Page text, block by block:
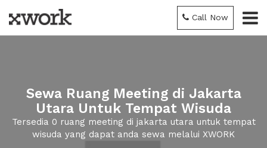
Call Now
Sewa Ruang Meeting di Jakarta
Utara Untuk Tempat Wisuda
Tersedia 0 ruang meeting di jakarta utara untuk tempat
wisuda yang dapat anda sewa melalui XWORK